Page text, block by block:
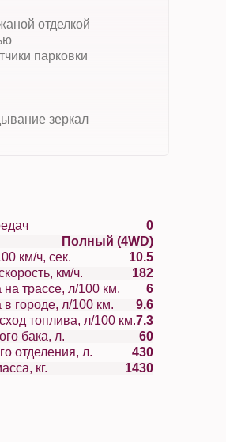
отделкой
парковки
зеркал
передач
0
Полный (4WD)
км/ч, сек.
10.5
Максимальная скорость, км/ч.
182
на трассе, л/100 км.
6
в городе, л/100 км.
9.6
топлива, л/100 км.7.3
Объем топливного бака, л.
60
Объем багажного отделения, л.
430
Снаряженная масса, кг.
1430